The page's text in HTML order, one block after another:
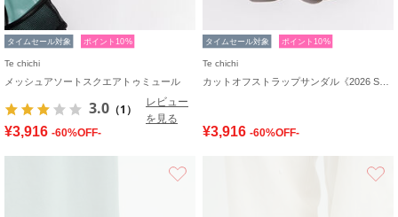
タイムセール対象 ポイント10%
Te chichi
メッシュアソートスクエアトゥミュール
3.0 （1）
レビュー
を見る
¥3,916 -60%OFF-
タイムセール対象 ポイント10%
Te chichi
¥3,916 -60%OFF-